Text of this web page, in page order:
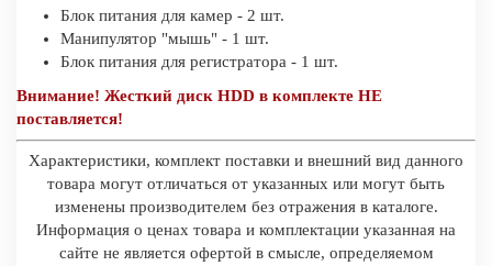
Блок питания для камер - 2 шт.
Манипулятор "мышь" - 1 шт.
Блок питания для регистратора - 1 шт.
Внимание! Жесткий диск HDD в комплекте НЕ
поставляется!
Характеристики, комплект поставки и внешний вид данного
товара могут отличаться от указанных или могут быть
изменены производителем без отражения в каталоге.
Информация о ценах товара и комплектации указанная на
сайте не является офертой в смысле, определяемом